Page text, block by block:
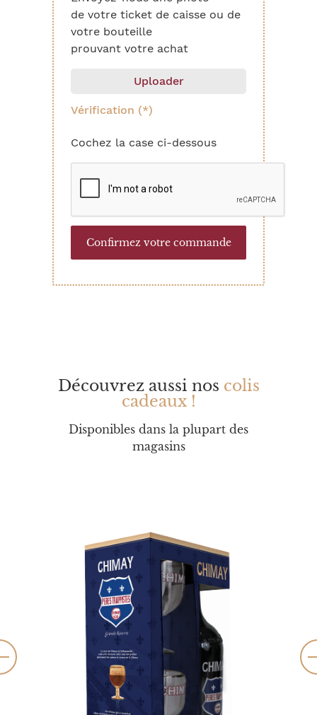
de votre ticket de caisse ou de
votre bouteille
prouvant votre achat
Uploader
Vérification (*)
Cochez la case ci-dessous
Découvrez aussi nos colis
cadeaux !
Disponibles dans la plupart des
magasins